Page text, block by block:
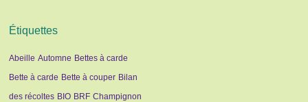
Étiquettes
Abeille Automne Bettes à carde
Bette à carde Bette à couper Bilan
des récoltes BIO BRF Champignon